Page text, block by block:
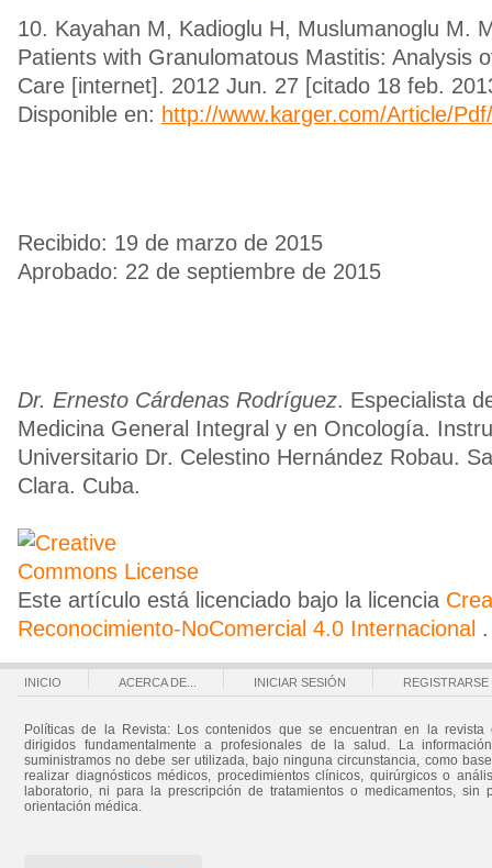
10. Kayahan M, Kadioglu H, Muslumanoglu M.
Patients with Granulomatous Mastitis: Analysis
Care [internet]. 2012 Jun. 27 [citado 18 feb.
Disponible en: http://www.karger.com/Article/
Recibido: 19 de marzo de 2015
Aprobado: 22 de septiembre de 2015
Dr. Ernesto Cárdenas Rodríguez. Especialista
Medicina General Integral y en Oncología.
Universitario Dr. Celestino Hernández Robau.
Clara. Cuba.
Este artículo está licenciado bajo la licencia
Reconocimiento-NoComercial 4.0 Internacional .
INICIO ACERCA DE... INICIAR SESIÓN REGISTRARSE
Políticas de la Revista: Los contenidos que se encuentran en la revista
dirigidos fundamentalmente a profesionales de la salud. La
suministramos no debe ser utilizada, bajo ninguna circunstancia, como
realizar diagnósticos médicos, procedimientos clínicos, quirúrgicos o
laboratorio, ni para la prescripción de tratamientos o medicamentos, sin
orientación médica.